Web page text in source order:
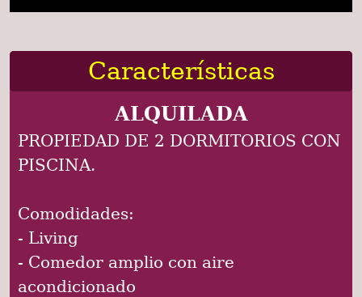
Características
ALQUILADA
PROPIEDAD DE 2 DORMITORIOS CON
PISCINA.
Comodidades:
- Living
- Comedor amplio con aire
acondicionado